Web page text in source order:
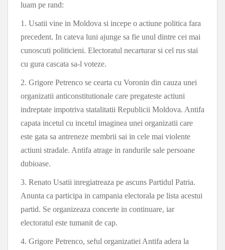
luam pe rand:
1. Usatii vine in Moldova si incepe o actiune politica fara
precedent. In cateva luni ajunge sa fie unul dintre cei mai
cunoscuti politicieni. Electoratul necarturar si cel rus stai
cu gura cascata sa-l voteze.
2. Grigore Petrenco se cearta cu Voronin din cauza unei
organizatii anticonstitutionale care pregateste actiuni
indreptate impotriva statalitatii Republicii Moldova. Antifa
capata incetul cu incetul imaginea unei organizatii care
este gata sa antreneze membrii sai in cele mai violente
actiuni stradale. Antifa atrage in randurile sale persoane
dubioase.
3. Renato Usatii inregiatreaza pe ascuns Partidul Patria.
Anunta ca participa in campania electorala pe lista acestui
partid. Se organizeaza concerte in continuare, iar
electoratul este tumanit de cap.
4. Grigore Petrenco, seful organizatiei Antifa adera la